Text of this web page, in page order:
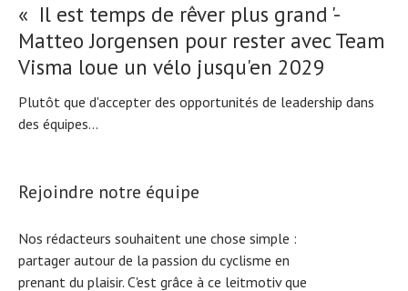
« Il est temps de rêver plus grand '-
Matteo Jorgensen pour rester avec Team
Visma loue un vélo jusqu'en 2029
Plutôt que d'accepter des opportunités de leadership dans
des équipes...
Rejoindre notre équipe
Nos rédacteurs souhaitent une chose simple :
partager autour de la passion du cyclisme en
prenant du plaisir. C'est grâce à ce leitmotiv que